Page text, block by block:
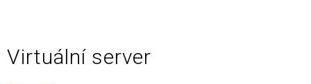
Virtuální server